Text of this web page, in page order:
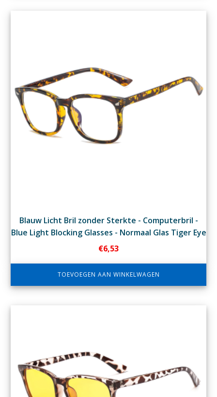
Blauw Licht Bril zonder Sterkte - Computerbril -
Blue Light Blocking Glasses - Normaal Glas Tiger Eye
€6,53
TOEVOEGEN AAN WINKELWAGEN